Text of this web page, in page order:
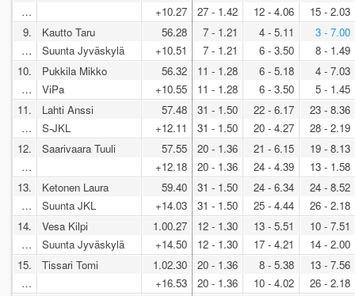
…
+10.27
27 - 1.42
12 - 4.06
15 - 2.03
9.
…
Kautto Taru
Suunta Jyväskylä
56.28
+10.51
7 - 1.21
7 - 1.21
4 - 5.11
6 - 3.50
3 - 7.00
8 - 1.49
10.
…
Pukkila Mikko
ViPa
56.32
+10.55
11 - 1.28
11 - 1.28
6 - 5.18
6 - 3.50
4 - 7.03
5 - 1.45
11.
…
Lahti Anssi
S-JKL
57.48
+12.11
31 - 1.50
31 - 1.50
22 - 6.17
20 - 4.27
23 - 8.36
28 - 2.19
12.
…
Saarivaara Tuuli
57.55
+12.18
20 - 1.36
20 - 1.36
21 - 6.15
24 - 4.39
19 - 8.13
13 - 1.58
13.
…
Ketonen Laura
Suunta JKL
59.40
+14.03
31 - 1.50
31 - 1.50
24 - 6.34
25 - 4.44
24 - 8.52
26 - 2.18
14.
…
Vesa Kilpi
Suunta Jyväskylä
1.00.27
+14.50
12 - 1.30
12 - 1.30
13 - 5.51
17 - 4.21
10 - 7.51
14 - 2.00
15.
…
Tissari Tomi
1.02.30
+16.53
20 - 1.36
20 - 1.36
8 - 5.38
10 - 4.02
13 - 7.56
26 - 2.18